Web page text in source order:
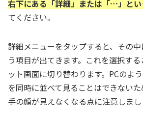
右下にある「詳細」または「…」と
てください。
詳細メニューをタップすると、その
う項目が出てきます。これを選択す
ット画面に切り替わります。PCのよ
を同時に並べて見ることはできない
手の顔が見えなくなる点に注意しまし